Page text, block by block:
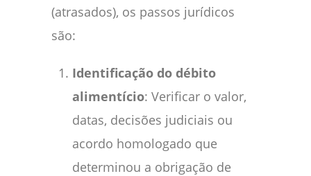
(atrasados), os passos jurídicos
são:
Identificação do débito
alimentício: Verificar o valor,
datas, decisões judiciais ou
acordo homologado que
determinou a obrigação de